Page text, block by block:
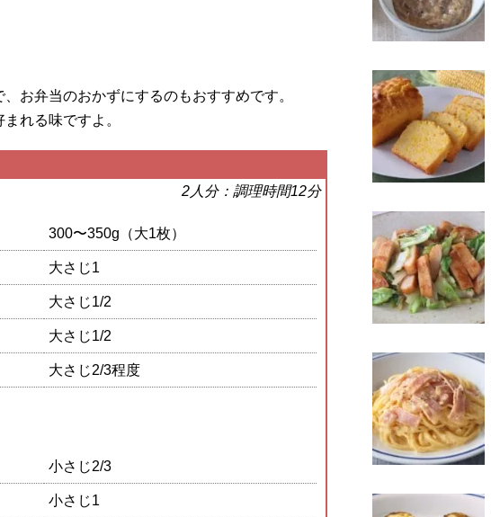
お弁当のおかずにするのもおすすめです。
れる味ですよ。
2人分：調理時間12分
300〜350g（大1枚）
大さじ1
大さじ1/2
大さじ1/2
大さじ2/3程度
小さじ2/3
小さじ1